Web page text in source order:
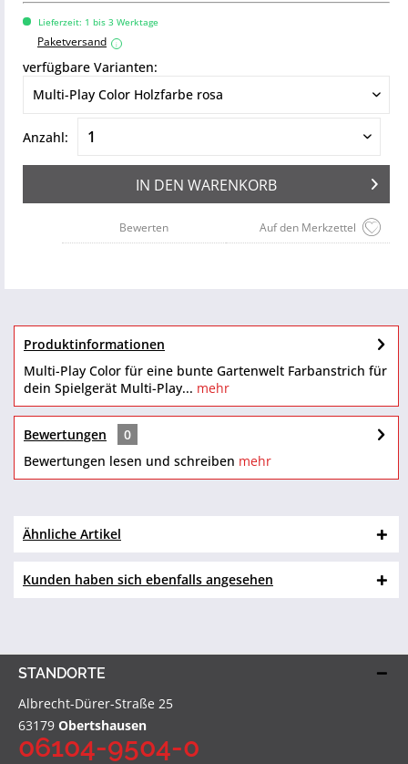
Lieferzeit: 1 bis 3 Werktage
Paketversand i
verfügbare Varianten:
Anzahl:
IN DEN WARENKORB
Auf den Merkzettel
Bewerten
Produktinformationen
Multi-Play Color für eine bunte Gartenwelt Farbanstrich für
dein Spielgerät Multi-Play... mehr
Bewertungen
0
Bewertungen lesen und schreiben mehr
Ähnliche Artikel
Kunden haben sich ebenfalls angesehen
STANDORTE
Albrecht-Dürer-Straße 25
63179 Obertshausen
06104-9504-0